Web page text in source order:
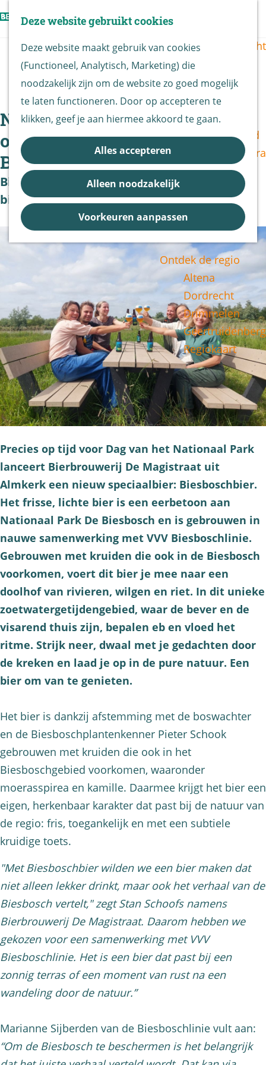
Deze website gebruikt cookies
Deze website maakt gebruik van cookies
(Functioneel, Analytisch, Marketing) die
noodzakelijk zijn om de website zo goed mogelijk
te laten functioneren. Door op accepteren te
klikken, geef je aan hiermee akkoord te gaan.
Alles accepteren
Alleen noodzakelijk
Voorkeuren aanpassen
r
d
e
h
o
e
a
Z
e
k
e
n
e
n
u
Routes overzicht
De Biesbosch
Nationaal Park
De Biesbosch
Bereikbaarheid
Bezoekerscentra
B&B vol leven
Nieuws &
Updates
Ontdek de regio
Altena
Dordrecht
Drimmelen
Geertruidenberg
Regiokaart
Z
e
n
| | |
Nieuw Biesboschbier brengt
ode aan Nationaal Park De
Biesbosch
Biesboschambassadeurs ontvangen eerste
biertjes
Precies op tijd voor Dag van het Nationaal Park
lanceert Bierbrouwerij De Magistraat uit
Almkerk een nieuw speciaalbier: Biesboschbier.
Het frisse, lichte bier is een eerbetoon aan
Nationaal Park De Biesbosch en is gebrouwen in
nauwe samenwerking met VVV Biesboschlinie.
Gebrouwen met kruiden die ook in de Biesbosch
voorkomen, voert dit bier je mee naar een
doolhof van rivieren, wilgen en riet. In dit unieke
zoetwatergetijdengebied, waar de bever en de
visarend thuis zijn, bepalen eb en vloed het
ritme. Strijk neer, dwaal met je gedachten door
de kreken en laad je op in de pure natuur. Een
bier om van te genieten.
Het bier is dankzij afstemming met de boswachter
en de Biesboschplantenkenner Pieter Schook
gebrouwen met kruiden die ook in het
Biesboschgebied voorkomen, waaronder
moerasspirea en kamille. Daarmee krijgt het bier een
eigen, herkenbaar karakter dat past bij de natuur van
de regio: fris, toegankelijk en met een subtiele
kruidige toets.
"Met Biesboschbier wilden we een bier maken dat
niet alleen lekker drinkt, maar ook het verhaal van de
Biesbosch vertelt," zegt Stan Schoofs namens
Bierbrouwerij De Magistraat. Daarom hebben we
gekozen voor een samenwerking met VVV
Biesboschlinie. Het is een bier dat past bij een
zonnig terras of een moment van rust na een
wandeling door de natuur.”
Marianne Sijberden van de Biesboschlinie vult aan:
“Om de Biesbosch te beschermen is het belangrijk